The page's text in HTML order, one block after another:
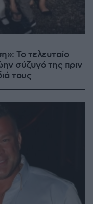
Το τελευταίο
σύζυγό της πριν
τους